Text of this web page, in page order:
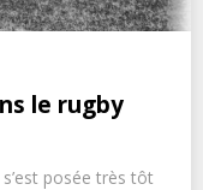
le rugby
posée très tôt